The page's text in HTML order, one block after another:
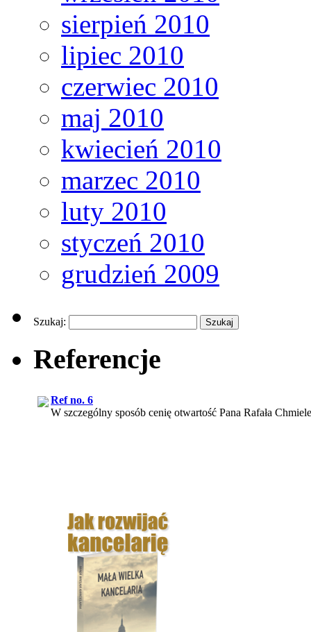
sierpień 2010
lipiec 2010
czerwiec 2010
maj 2010
kwiecień 2010
marzec 2010
luty 2010
styczeń 2010
grudzień 2009
Szukaj:
Referencje
Ref no. 6
W szczególny sposób cenię otwartość Pana Rafała
Z mojego punktu widzenia usługi świadczone przez
Ref no. 1
Efektem naszej współpracy z web.lex było pozyskanie